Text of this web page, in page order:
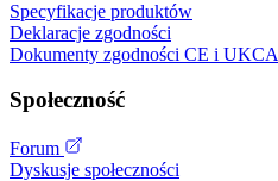
Specyfikacje produktów
Deklaracje zgodności
Dokumenty zgodności CE i UKCA
Społeczność
Forum
Dyskusje społeczności